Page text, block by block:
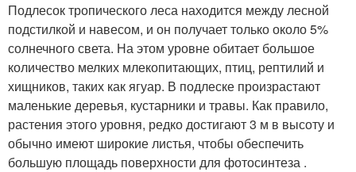
Подлесок тропического леса находится между лесной
подстилкой и навесом, и он получает только около 5%
солнечного света. На этом уровне обитает большое
количество мелких млекопитающих, птиц, рептилий и
хищников, таких как ягуар. В подлеске произрастают
маленькие деревья, кустарники и травы. Как правило,
растения этого уровня, редко достигают 3 м в высоту и
обычно имеют широкие листья, чтобы обеспечить
большую площадь поверхности для фотосинтеза .